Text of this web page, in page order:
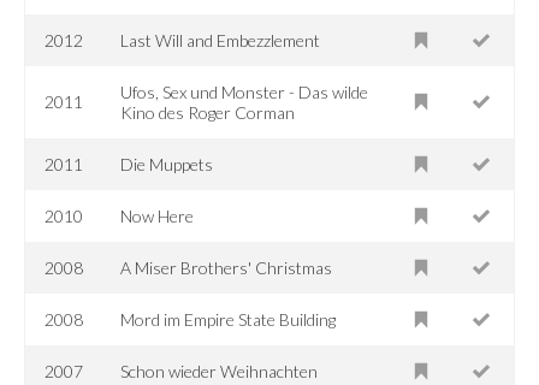
2012 Last Will and Embezzlement
2011
Ufos, Sex und Monster - Das wilde
Kino des Roger Corman
2011 Die Muppets
2010 Now Here
2008 A Miser Brothers' Christmas
2008 Mord im Empire State Building
2007 Schon wieder Weihnachten